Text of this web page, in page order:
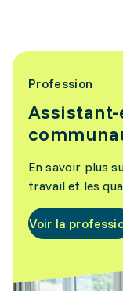
Profession
Assistant-
En savoir plus
travail et les
Voir la